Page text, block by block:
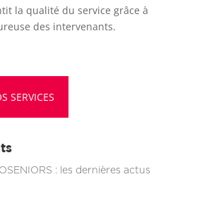
la qualité du service grâce à
des intervenants.
SERVICES
: les dernières actus